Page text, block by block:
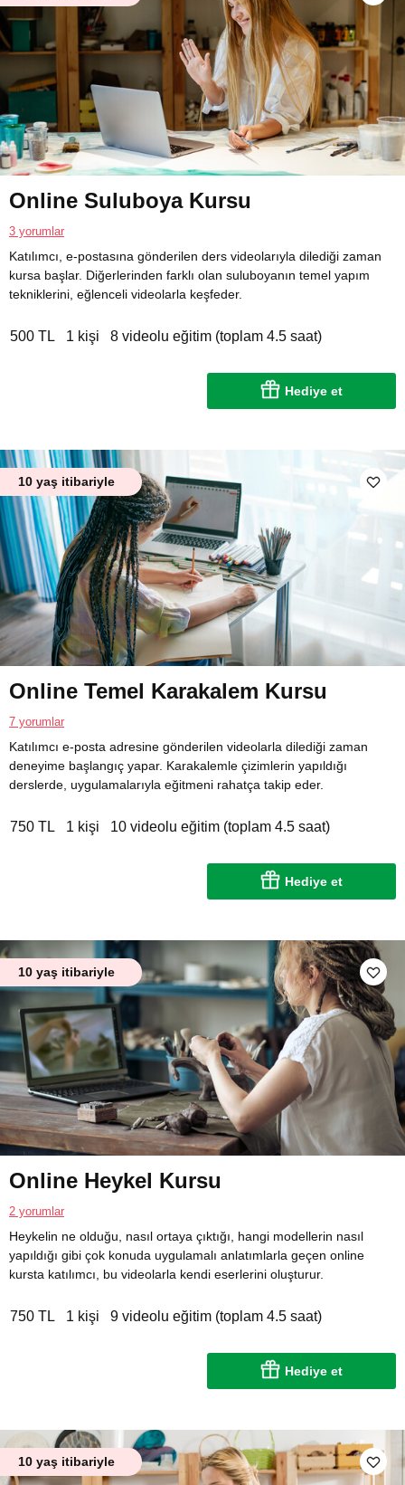
Online Suluboya Kursu
3 yorumlar
Katılımcı, e-postasına gönderilen ders videolarıyla dilediği zaman
kursa başlar. Diğerlerinden farklı olan suluboyanın temel yapım
tekniklerini, eğlenceli videolarla keşfeder.
500 TL 1 kişi 8 videolu eğitim (toplam 4.5 saat)
Hediye et
10 yaş itibariyle
Online Temel Karakalem Kursu
7 yorumlar
Katılımcı e-posta adresine gönderilen videolarla dilediği zaman
deneyime başlangıç yapar. Karakalemle çizimlerin yapıldığı
derslerde, uygulamalarıyla eğitmeni rahatça takip eder.
750 TL 1 kişi 10 videolu eğitim (toplam 4.5 saat)
Hediye et
10 yaş itibariyle
Online Heykel Kursu
2 yorumlar
Heykelin ne olduğu, nasıl ortaya çıktığı, hangi modellerin nasıl
yapıldığı gibi çok konuda uygulamalı anlatımlarla geçen online
kursta katılımcı, bu videolarla kendi eserlerini oluşturur.
750 TL 1 kişi 9 videolu eğitim (toplam 4.5 saat)
Hediye et
10 yaş itibariyle